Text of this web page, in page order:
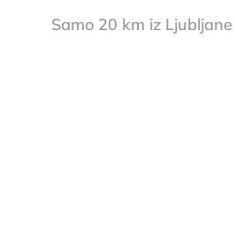
Samo 20 km iz Ljubljane